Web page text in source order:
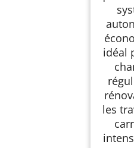
idéal
les